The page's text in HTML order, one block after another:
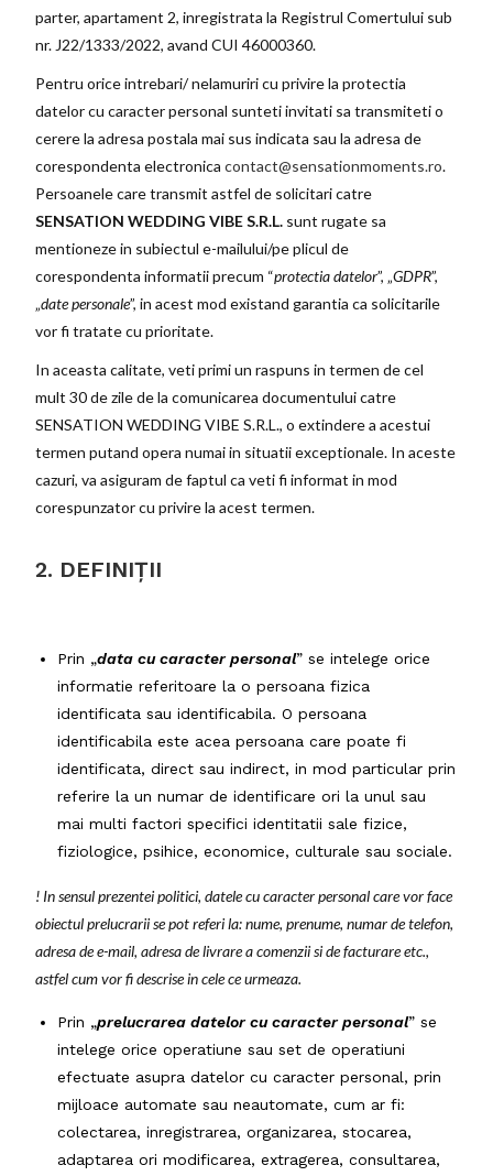
parter, apartament 2, inregistrata la Registrul Comertului sub
nr. J22/1333/2022, avand CUI 46000360.
Pentru orice intrebari/ nelamuriri cu privire la protectia
datelor cu caracter personal sunteti invitati sa transmiteti o
cerere la adresa postala mai sus indicata sau la adresa de
corespondenta electronicacontact@sensationmoments.ro.
Persoanele care transmit astfel de solicitari catre
SENSATION WEDDING VIBE S.R.L. sunt rugate sa
mentioneze in subiectul e-mailului/pe plicul de
corespondenta informatii precum “protectia datelor”, „GDPR”,
„date personale”, in acest mod existand garantia ca solicitarile
vor fi tratate cu prioritate.
In aceasta calitate, veti primi un raspuns in termen de cel
mult 30 de zile de la comunicarea documentului catre
SENSATION WEDDING VIBE S.R.L., o extindere a acestui
termen putand opera numai in situatii exceptionale. In aceste
cazuri, va asiguram de faptul ca veti fi informat in mod
corespunzator cu privire la acest termen.
2. DEFINIȚII
Prin „data cu caracter personal” se intelege orice
informatie referitoare la o persoana fizica
identificata sau identificabila. O persoana
identificabila este acea persoana care poate fi
identificata, direct sau indirect, in mod particular prin
referire la un numar de identificare ori la unul sau
mai multi factori specifici identitatii sale fizice,
fiziologice, psihice, economice, culturale sau sociale.
! In sensul prezentei politici, datele cu caracter personal care vor face
obiectul prelucrarii se pot referi la: nume, prenume, numar de telefon,
adresa de e-mail, adresa de livrare a comenzii si de facturare etc.,
astfel cum vor fi descrise in cele ce urmeaza.
Prin „prelucrarea datelor cu caracter personal” se
intelege orice operatiune sau set de operatiuni
efectuate asupra datelor cu caracter personal, prin
mijloace automate sau neautomate, cum ar fi:
colectarea, inregistrarea, organizarea, stocarea,
adaptarea ori modificarea, extragerea, consultarea,